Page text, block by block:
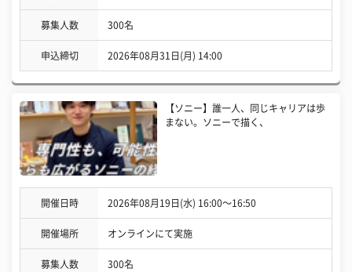
募集人数 300名
申込締切 2026年08月31日(月) 14:00
【ソニー】誰一人、同じキャリアは歩
まない。ソニーで描く、
開催日時 2026年08月19日(水) 16:00〜16:50
開催場所 オンラインにて実施
募集人数 300名